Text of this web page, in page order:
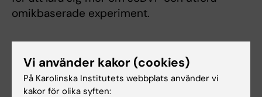
omikbaserade experiment.
Är du Kilian Preussner?
Redigera din profil
Vi använder kakor (cookies)
På Karolinska Institutets webbplats använder vi
kakor för olika syften: